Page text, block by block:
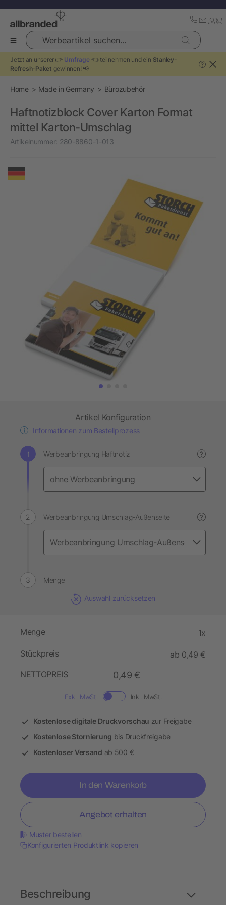
Werbeartikel suchen...
Jetzt an unserer 👉 Umfrage👈 teilnehmen und ein Stanley-
Refresh-Paket gewinnen! 📢
?
Home Made in Germany Bürozubehör
Haftnotizblock Cover Karton Format
mittel Karton-Umschlag
Artikelnummer: 280-8860-1-013
Artikel Konfiguration
Informationen zum Bestellprozess
Werbeanbringung Haftnotiz ?
Werbeanbringung Umschlag-Außenseite ?
Menge
Auswahl zurücksetzen
Menge 1x
Stückpreis
ab 0,49 €
NETTOPREIS
0,49 €
Exkl. MwSt. Inkl. MwSt.
Kostenlose digitale Druckvorschau zur Freigabe
Kostenlose Stornierung bis Druckfreigabe
Kostenloser Versand ab 500 €
In den Warenkorb
Angebot erhalten
Muster bestellen
Konfigurierten Produktlink kopieren
Beschreibung